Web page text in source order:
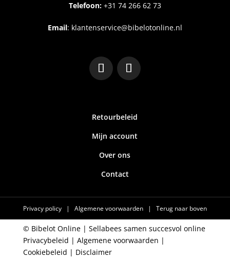
Telefoon:+31 74 266 62 73
Email: klantenservice@bibelotonline.nl
Retourbeleid
Mijn account
Over ons
Contact
Privacy policy | Algemene voorwaarden | Terug naar boven
© Bibelot Online | Sellabees samen succesvol online
Privacybeleid | Algemene voorwaarden |
Cookiebeleid | Disclaimer